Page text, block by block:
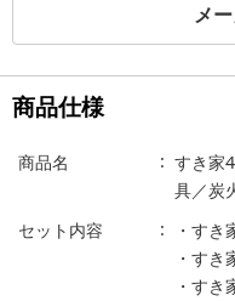
メ
商品仕様
商品名
すき家
具／炭
セット内容
・す
・す
・す